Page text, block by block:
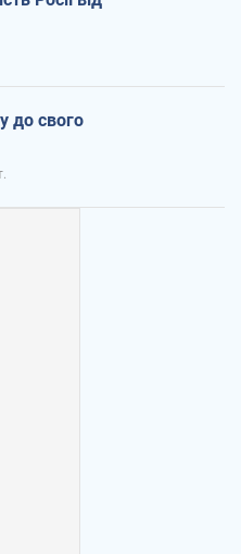
до свого